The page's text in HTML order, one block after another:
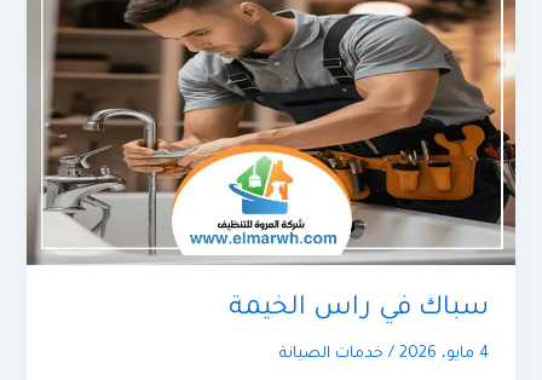
سباك في راس الخيمة
4 مايو، 2026 / خدمات الصيانة